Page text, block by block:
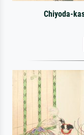
Chiyoda-